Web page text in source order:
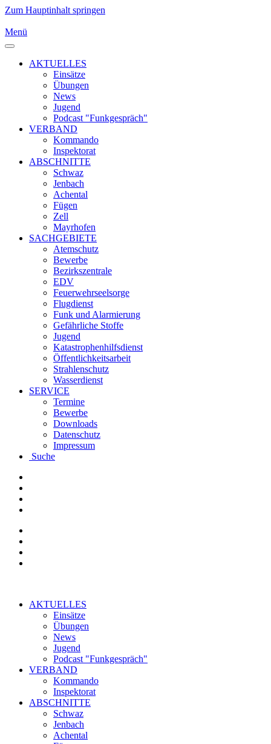
Zum Hauptinhalt springen
Menü
AKTUELLES
Einsätze
Übungen
News
Jugend
Podcast "Funkgespräch"
VERBAND
Kommando
Inspektorat
ABSCHNITTE
Schwaz
Jenbach
Achental
Fügen
Zell
Mayrhofen
SACHGEBIETE
Atemschutz
Bewerbe
Bezirkszentrale
EDV
Feuerwehrseelsorge
Flugdienst
Funk und Alarmierung
Gefährliche Stoffe
Jugend
Katastrophenhilfsdienst
Öffentlichkeitsarbeit
Strahlenschutz
Wasserdienst
SERVICE
Termine
Bewerbe
Downloads
Datenschutz
Impressum
Suche
AKTUELLES
Einsätze
Übungen
News
Jugend
Podcast "Funkgespräch"
VERBAND
Kommando
Inspektorat
ABSCHNITTE
Schwaz
Jenbach
Achental